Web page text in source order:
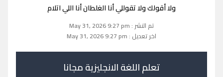
ولا أقولك ولا تقوللي أنا الغلطان أنا اللي اتلام
تم النشر : May 31, 2026 9:27 pm
اخر تعديل : May 31, 2026 9:27 pm
تعلم اللغة الانجليزية مجانا